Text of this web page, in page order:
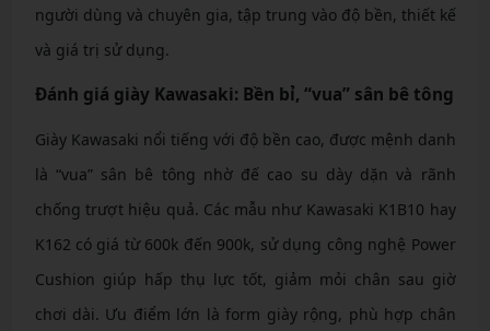
người dùng và chuyên gia, tập trung vào độ bền, thiết kế
và giá trị sử dụng.
Đánh giá giày Kawasaki: Bền bỉ, “vua” sân bê tông
Giày Kawasaki nổi tiếng với độ bền cao, được mệnh danh
là “vua” sân bê tông nhờ đế cao su dày dặn và rãnh
chống trượt hiệu quả. Các mẫu như Kawasaki K1B10 hay
K162 có giá từ 600k đến 900k, sử dụng công nghệ Power
Cushion giúp hấp thụ lực tốt, giảm mỏi chân sau giờ
chơi dài. Ưu điểm lớn là form giày rộng, phù hợp chân